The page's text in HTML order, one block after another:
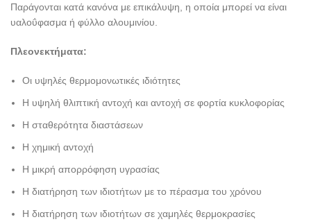
Παράγονται κατά κανόνα με επικάλυψη, η οποία μπορεί να είναι
υαλοΰφασμα ή φύλλο αλουμινίου.
Πλεονεκτήματα:
Οι υψηλές θερμομονωτικές ιδιότητες
Η υψηλή θλιπτική αντοχή και αντοχή σε φορτία κυκλοφορίας
Η σταθερότητα διαστάσεων
Η χημική αντοχή
Η μικρή απορρόφηση υγρασίας
Η διατήρηση των ιδιοτήτων με το πέρασμα του χρόνου
Η διατήρηση των ιδιοτήτων σε χαμηλές θερμοκρασίες